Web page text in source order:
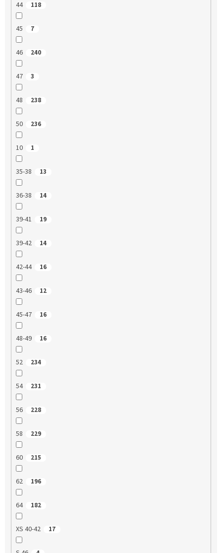
44 118
45 7
46 240
47 3
48 238
50 236
10 1
35-38 13
36-38 14
39-41 19
39-42 14
42-44 16
43-46 12
45-47 16
48-49 16
52 234
54 231
56 228
58 229
60 215
62 196
64 182
XS 40-42 17